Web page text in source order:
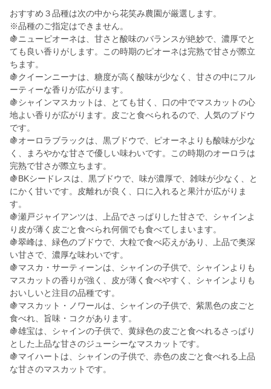
おすすめ３品種は次の中から花笑み農園が厳選します。
※品種のご指定はできません。
🍇ニューピオーネは、甘さと酸味のバランスが絶妙で、濃厚でと
ても良い香りがします。この時期のピオーネは完熟で甘さが際立
ちます。
🍇クイーンニーナは、糖度が高く酸味が少なく、甘さの中にフル
ーティーな香りが広がります。
🍇シャインマスカットは、とても甘く、口の中でマスカットの心
地よい香りが広がります。皮ごと食べられるので、人気のブドウ
です。
🍇オーロラブラックは、黒ブドウで、ピオーネよりも酸味が少な
く、まろやかな甘さで優しい味わいです。この時期のオーロラは
完熟で甘さが際立ちます。
🍇BKシードレスは、黒ブドウで、味が濃厚で、雑味が少なく、と
にかく甘いです。皮離れが良く、口に入れると果汁が広がりま
す。
🍇瀬戸ジャイアンツは、上品でさっぱりした甘さで、シャインよ
り皮が薄く皮ごと食べられ何個でも食べてしまいます。
🍇翠峰は、緑色のブドウで、大粒で食べ応えがあり、上品で奥深
い甘さで、濃厚な味わいです。
🍇マスカ・サーティーンは、シャインの子供で、シャインよりも
マスカットの香りが強く、皮が薄く食べやすく、シャインよりも
おいしいと注目の品種です。
🍇マスカット・ノワールは、シャインの子供で、紫黒色の皮ごと
食べれ、旨味・コクがあります。
🍇雄宝は、シャインの子供で、黄緑色の皮ごと食べれるさっぱり
とした上品な甘さのジューシーなマスカットです。
🍇マイハートは、シャインの子供で、赤色の皮ごと食べれる上品
な甘さのマスカットです。